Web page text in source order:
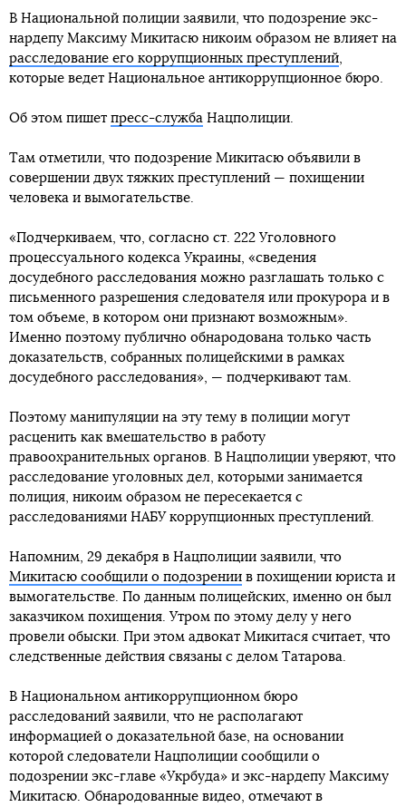
В Национальной полиции заявили, что подозрение экс-
нардепу Максиму Микитасю никоим образом не влияет на
расследование его коррупционных преступлений,
которые ведет Национальное антикоррупционное бюро.
Об этом пишет пресс-служба Нацполиции.
Там отметили, что подозрение Микитасю объявили в
совершении двух тяжких преступлений — похищении
человека и вымогательстве.
«Подчеркиваем, что, согласно ст. 222 Уголовного
процессуального кодекса Украины, «сведения
досудебного расследования можно разглашать только с
письменного разрешения следователя или прокурора и в
том объеме, в котором они признают возможным».
Именно поэтому публично обнародована только часть
доказательств, собранных полицейскими в рамках
досудебного расследования», — подчеркивают там.
Поэтому манипуляции на эту тему в полиции могут
расценить как вмешательство в работу
правоохранительных органов. В Нацполиции уверяют, что
расследование уголовных дел, которыми занимается
полиция, никоим образом не пересекается с
расследованиями НАБУ коррупционных преступлений.
Напомним, 29 декабря в Нацполиции заявили, что
Микитасю сообщили о подозрении в похищении юриста и
вымогательстве. По данным полицейских, именно он был
заказчиком похищения. Утром по этому делу у него
провели обыски. При этом адвокат Микитася считает, что
следственные действия связаны с делом Татарова.
В Национальном антикоррупционном бюро
расследований заявили, что не располагают
информацией о доказательной базе, на основании
которой следователи Нацполиции сообщили о
подозрении экс-главе «Укрбуда» и экс-нардепу Максиму
Микитасю. Обнародованные видео, отмечают в